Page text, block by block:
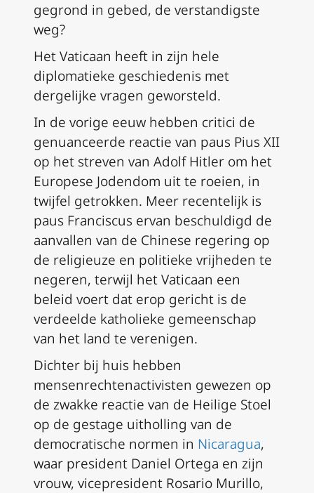
gegrond in gebed, de verstandigste
weg?
Het Vaticaan heeft in zijn hele
diplomatieke geschiedenis met
dergelijke vragen geworsteld.
In de vorige eeuw hebben critici de
genuanceerde reactie van paus Pius XII
op het streven van Adolf Hitler om het
Europese Jodendom uit te roeien, in
twijfel getrokken. Meer recentelijk is
paus Franciscus ervan beschuldigd de
aanvallen van de Chinese regering op
de religieuze en politieke vrijheden te
negeren, terwijl het Vaticaan een
beleid voert dat erop gericht is de
verdeelde katholieke gemeenschap
van het land te verenigen.
Dichter bij huis hebben
mensenrechtenactivisten gewezen op
de zwakke reactie van de Heilige Stoel
op de gestage uitholling van de
democratische normen in Nicaragua,
waar president Daniel Ortega en zijn
vrouw, vicepresident Rosario Murillo,